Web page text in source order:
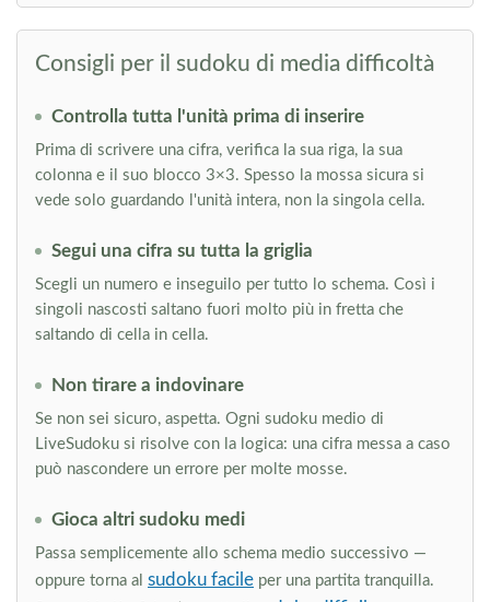
Consigli per il sudoku di media difficoltà
Controlla tutta l'unità prima di inserire
Prima di scrivere una cifra, verifica la sua riga, la sua
colonna e il suo blocco 3×3. Spesso la mossa sicura si
vede solo guardando l'unità intera, non la singola cella.
Segui una cifra su tutta la griglia
Scegli un numero e inseguilo per tutto lo schema. Così i
singoli nascosti saltano fuori molto più in fretta che
saltando di cella in cella.
Non tirare a indovinare
Se non sei sicuro, aspetta. Ogni sudoku medio di
LiveSudoku si risolve con la logica: una cifra messa a caso
può nascondere un errore per molte mosse.
Gioca altri sudoku medi
Passa semplicemente allo schema medio successivo —
oppure torna al sudoku facile per una partita tranquilla.